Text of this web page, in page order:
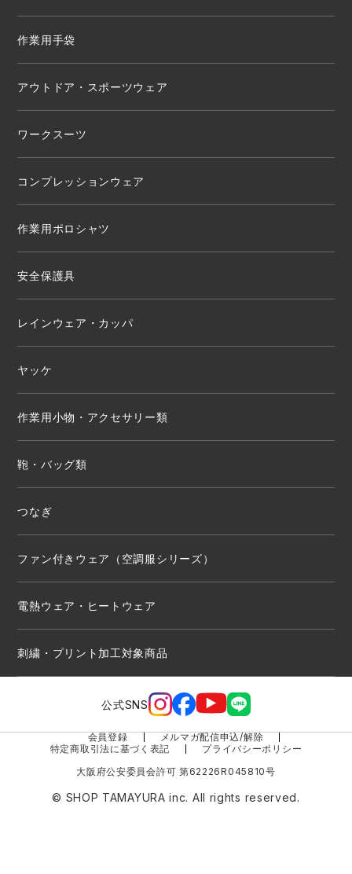
作業用手袋
アウトドア・スポーツウェア
ワークスーツ
コンプレッションウェア
作業用ポロシャツ
安全保護具
レインウェア・カッパ
ヤッケ
作業用小物・アクセサリー類
鞄・バッグ類
つなぎ
ファン付きウェア（空調服シリーズ）
電熱ウェア・ヒートウェア
刺繍・プリント加工対象商品
公式SNS
会員登録
メルマガ配信申込/解除
特定商取引法に基づく表記
プライバシーポリシー
大阪府公安委員会許可 第62226R045810号
© SHOP TAMAYURA inc. All rights reserved.